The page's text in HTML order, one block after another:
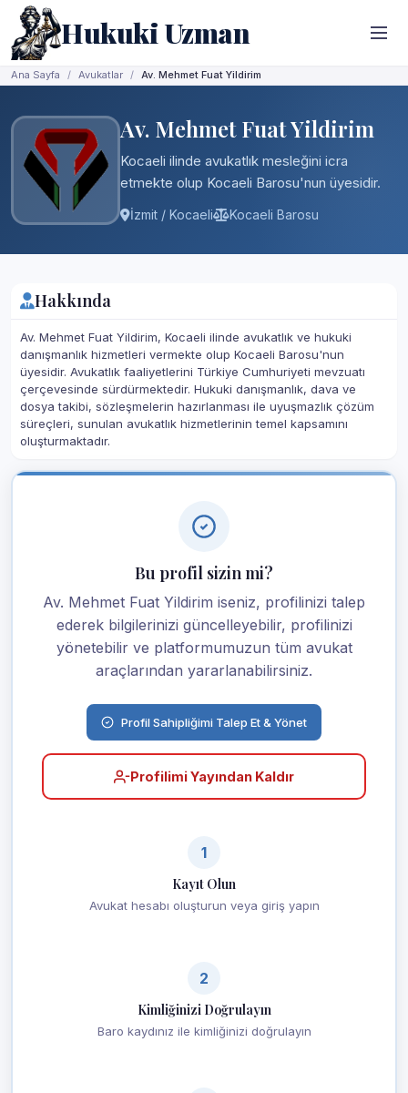
Hukuki Uzman
Ana Sayfa Avukatlar Av. Mehmet Fuat Yildirim
Av. Mehmet Fuat Yildirim
Kocaeli ilinde avukatlık mesleğini icra
etmekte olup Kocaeli Barosu'nun üyesidir.
İzmit / Kocaeli Kocaeli Barosu
Hakkında
Av. Mehmet Fuat Yildirim, Kocaeli ilinde avukatlık ve hukuki
danışmanlık hizmetleri vermekte olup Kocaeli Barosu'nun
üyesidir. Avukatlık faaliyetlerini Türkiye Cumhuriyeti mevzuatı
çerçevesinde sürdürmektedir. Hukuki danışmanlık, dava ve
dosya takibi, sözleşmelerin hazırlanması ile uyuşmazlık çözüm
süreçleri, sunulan avukatlık hizmetlerinin temel kapsamını
oluşturmaktadır.
Bu profil sizin mi?
Av. Mehmet Fuat Yildirim iseniz, profilinizi talep
ederek bilgilerinizi güncelleyebilir, profilinizi
yönetebilir ve platformumuzun tüm avukat
araçlarından yararlanabilirsiniz.
Profil Sahipliğimi Talep Et & Yönet
Profilimi Yayından Kaldır
1
Kayıt Olun
Avukat hesabı oluşturun veya giriş yapın
2
Kimliğinizi Doğrulayın
Baro kaydınız ile kimliğinizi doğrulayın